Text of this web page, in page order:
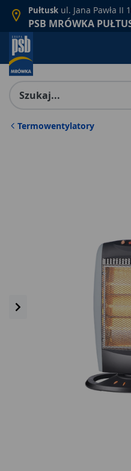
Pułtusk ul. Jana Pawła II
PSB MRÓWKA
Termowentylatory